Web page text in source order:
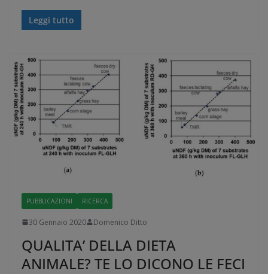
Leggi tutto
PUBBLICAZIONI RICERCA
30 Gennaio 2020 Domenico Ditto
QUALITA’ DELLA DIETA
ANIMALE? TE LO DICONO LE FECI